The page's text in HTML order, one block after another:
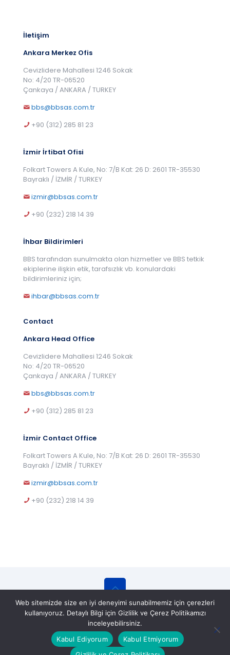
İletişim
Ankara Merkez Ofis
Cevizlidere Mahallesi 1246 Sokak
No: 4/20 TR-06520
Çankaya / ANKARA / TURKEY
bbs@bbsas.com.tr
+90 (312) 285 81 23
İzmir İrtibat Ofisi
Folkart Towers A Kule, No: 7/B Kat: 26 D: 2601 TR-35530
Bayraklı / İZMİR / TURKEY
izmir@bbsas.com.tr
+90 (232) 218 14 39
İhbar Bildirimleri
BBS tarafından sunulmakta olan hizmetler ve BBS tetkik
ekiplerine ilişkin etik, tarafsızlık vb. konulardaki
bildirimleriniz için;
ihbar@bbsas.com.tr
Contact
Ankara Head Office
Cevizlidere Mahallesi 1246 Sokak
No: 4/20 TR-06520
Çankaya / ANKARA / TURKEY
bbs@bbsas.com.tr
+90 (312) 285 81 23
İzmir Contact Office
Folkart Towers A Kule, No: 7/B Kat: 26 D: 2601 TR-35530
Bayraklı / İZMİR / TURKEY
izmir@bbsas.com.tr
+90 (232) 218 14 39
© 2025 BBS Belgelendirme Eğitim ve Gözetim
Hizmetleri A.Ş. All Rights Reserved.
Web sitemizde size en iyi deneyimi sunabilmemiz için çerezleri
kullanıyoruz. Detaylı Bilgi için Gizlilik ve Çerez Politikamızı
inceleyebilirsiniz.
Kabul Ediyorum
Kabul Etmiyorum